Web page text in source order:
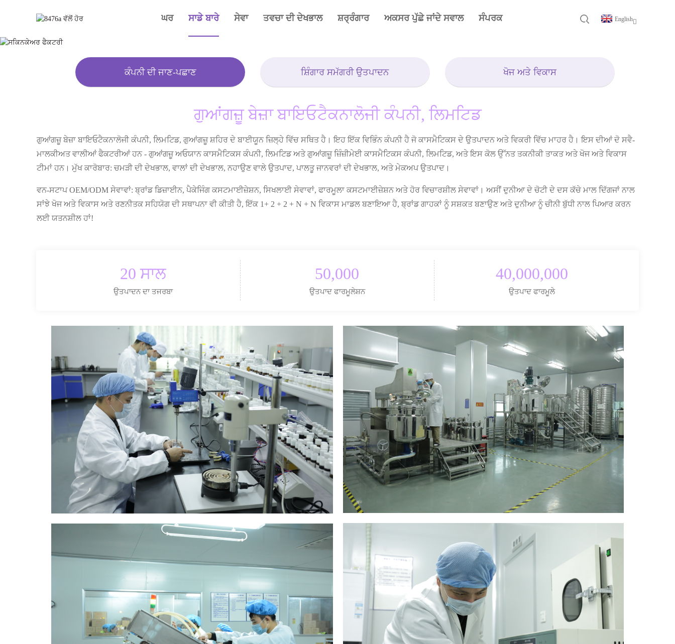
ਘਰ ਸਾਡੇ ਬਾਰੇ ਸੇਵਾ ਤਵਚਾ ਦੀ ਦੇਖਭਾਲ ਸ਼ਰ੍ਰੰਗਾਰ ਅਕਸਰ ਪੁੱਛੇ ਜਾਂਦੇ ਸਵਾਲ ਸੰਪਰਕ English
ਕੰਪਨੀ ਦੀ ਜਾਣ-ਪਛਾਣ ਸ਼ਿੰਗਾਰ ਸਮੱਗਰੀ ਉਤਪਾਦਨ ਖੋਜ ਅਤੇ ਵਿਕਾਸ
ਗੁਆਂਗਜ਼ੂ ਬੇਜ਼ਾ ਬਾਇਓਟੈਕਨਾਲੋਜੀ ਕੰਪਨੀ, ਲਿਮਟਿਡ
ਗੁਆਂਗਜ਼ੂ ਬੇਜ਼ਾ ਬਾਇਓਟੈਕਨਾਲੋਜੀ ਕੰਪਨੀ, ਲਿਮਟਿਡ, ਗੁਆਂਗਜ਼ੂ ਸ਼ਹਿਰ ਦੇ ਬਾਈਯੂਨ ਜ਼ਿਲ੍ਹੇ ਵਿੱਚ ਸਥਿਤ ਹੈ। ਇਹ ਇੱਕ ਵਿਭਿੰਨ ਕੰਪਨੀ ਹੈ ਜੋ ਕਾਸਮੈਟਿਕਸ ਦੇ ਉਤਪਾਦਨ ਅਤੇ ਵਿਕਰੀ ਵਿੱਚ ਮਾਹਰ ਹੈ। ਇਸ ਦੀਆਂ ਦੋ ਸਵੈ-
ਮਾਲਕੀਅਤ ਵਾਲੀਆਂ ਫੈਕਟਰੀਆਂ ਹਨ - ਗੁਆਂਗਜ਼ੂ ਅਓਯਾਨ ਕਾਸਮੈਟਿਕਸ ਕੰਪਨੀ, ਲਿਮਟਿਡ ਅਤੇ ਗੁਆਂਗਜ਼ੂ ਜ਼ਿੰਜ਼ੀਮੇਈ ਕਾਸਮੈਟਿਕਸ ਕੰਪਨੀ, ਲਿਮਟਿਡ, ਅਤੇ ਇਸ ਕੋਲ ਉੱਨਤ ਤਕਨੀਕੀ ਤਾਕਤ ਅਤੇ ਖੋਜ ਅਤੇ ਵਿਕਾਸ
ਟੀਮਾਂ ਹਨ। ਮੁੱਖ ਕਾਰੋਬਾਰ: ਚਮੜੀ ਦੀ ਦੇਖਭਾਲ, ਵਾਲਾਂ ਦੀ ਦੇਖਭਾਲ, ਨਹਾਉਣ ਵਾਲੇ ਉਤਪਾਦ, ਪਾਲਤੂ ਜਾਨਵਰਾਂ ਦੀ ਦੇਖਭਾਲ, ਅਤੇ ਮੇਕਅਪ ਉਤਪਾਦ।
ਵਨ-ਸਟਾਪ OEM/ODM ਸੇਵਾਵਾਂ: ਬ੍ਰਾਂਡ ਡਿਜ਼ਾਈਨ, ਪੈਕੇਜਿੰਗ ਕਸਟਮਾਈਜ਼ੇਸ਼ਨ, ਸਿਖਲਾਈ ਸੇਵਾਵਾਂ, ਫਾਰਮੂਲਾ ਕਸਟਮਾਈਜ਼ੇਸ਼ਨ ਅਤੇ ਹੋਰ ਵਿਚਾਰਸ਼ੀਲ ਸੇਵਾਵਾਂ। ਅਸੀਂ ਦੁਨੀਆ ਦੇ ਚੋਟੀ ਦੇ ਦਸ ਕੱਚੇ ਮਾਲ ਦਿੱਗਜਾਂ ਨਾਲ
ਸਾਂਝੇ ਖੋਜ ਅਤੇ ਵਿਕਾਸ ਅਤੇ ਰਣਨੀਤਕ ਸਹਿਯੋਗ ਦੀ ਸਥਾਪਨਾ ਵੀ ਕੀਤੀ ਹੈ, ਇੱਕ 1+ 2 + 2 + N + N ਵਿਕਾਸ ਮਾਡਲ ਬਣਾਇਆ ਹੈ, ਬ੍ਰਾਂਡ ਗਾਹਕਾਂ ਨੂੰ ਸਸ਼ਕਤ ਬਣਾਉਣ ਅਤੇ ਦੁਨੀਆ ਨੂੰ ਚੀਨੀ ਬੁੱਧੀ ਨਾਲ ਪਿਆਰ ਕਰਨ
ਲਈ ਯਤਨਸ਼ੀਲ ਹਾਂ!
20 ਸਾਲ
ਉਤਪਾਦਨ ਦਾ ਤਜਰਬਾ
50,000
ਉਤਪਾਦ ਫਾਰਮੂਲੇਸ਼ਨ
40,000,000
ਉਤਪਾਦ ਫਾਰਮੂਲੇ